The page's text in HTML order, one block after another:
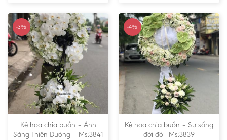
-3%
Kệ hoa chia buồn – Ánh
Sáng Thiên Đường – Ms:3841
-4%
Kệ hoa chia buồn – Sự sống
đời đời- Ms:3839